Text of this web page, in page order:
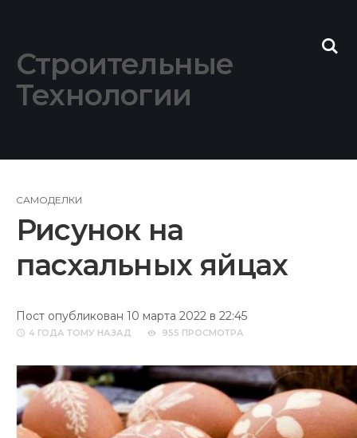
Строительные
Технологии
САМОДЕЛКИ
Рисунок на
пасхальных яйцах
Пост опубликован 10 марта 2022 в 22:45
4 ГОДА ТОМУ НАЗАД 955 ПРОСМОТРА